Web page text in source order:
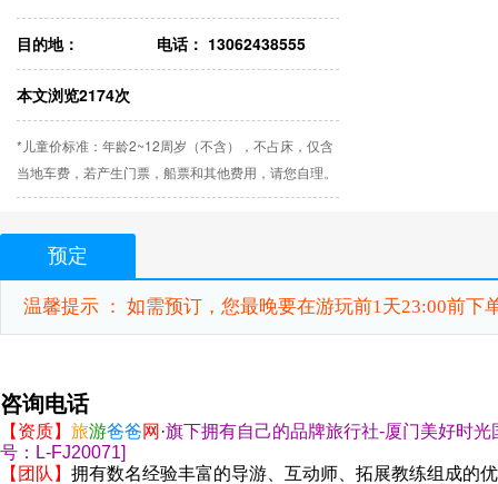
目的地： 电话： 13062438555
本文浏览2174次
*儿童价标准：年龄2~12周岁（不含），不占床，仅含
当地车费，若产生门票，船票和其他费用，请您自理。
预定
温馨提示 ： 如需预订，您最晚要在游玩前1天23:00前下
咨询电话
【资质】 旅游爸爸网 ·旗下拥有自己的品牌旅行社-厦门美好时光
号：L-FJ20071]
【团队】 拥有数名经验丰富的导游 互动师、 拓展教练组成的